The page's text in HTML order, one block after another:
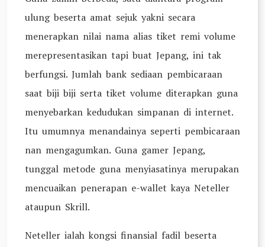
ulung beserta amat sejuk yakni secara
menerapkan nilai nama alias tiket remi volume
merepresentasikan tapi buat Jepang, ini tak
berfungsi. Jumlah bank sediaan pembicaraan
saat biji biji serta tiket volume diterapkan guna
menyebarkan kedudukan simpanan di internet.
Itu umumnya menandainya seperti pembicaraan
nan mengagumkan. Guna gamer Jepang,
tunggal metode guna menyiasatinya merupakan
mencuaikan penerapan e-wallet kaya Neteller
ataupun Skrill.
Neteller ialah kongsi finansial fadil beserta